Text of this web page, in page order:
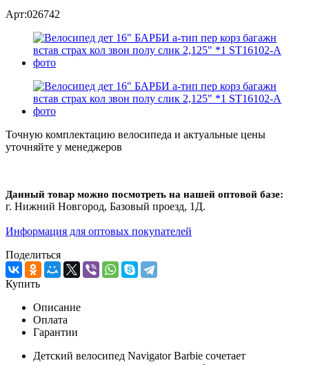
Арт:026742
Точную комплектацию велосипеда и актуальные цены
уточняйте у менеджеров
Данный товар можно посмотреть на нашей оптовой базе:
г. Нижний Новгород, Базовый проезд, 1Д.
Информация для оптовых покупателей
Поделиться
Купить
Описание
Оплата
Гарантии
Детский велосипед Navigator Barbie сочетает